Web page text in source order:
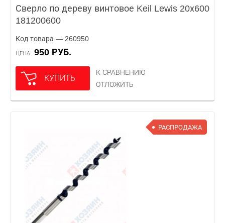
Сверло по дереву винтовое Keil Lewis 20х600
181200600
Код товара — 260950
ЦЕНА 950 РУБ.
КУПИТЬ
К СРАВНЕНИЮ
ОТЛОЖИТЬ
РАСПРОДАЖА